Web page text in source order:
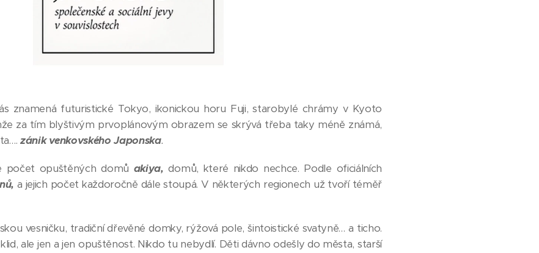
znamená futuristické Tokyo, ikonickou horu Fuji, starobylé chrámy v Kyoto
za tím blyštivým prvoplánovým obrazem se skrývá třeba taky méně známá,
zánik venkovského Japonska.
počet opuštěných domů akiya, domů, které nikdo nechce. Podle oficiálních
a jejich počet každoročně dále stoupá. V některých regionech už tvoří téměř
vesničku, tradiční dřevěné domky, rýžová pole, šintoistické svatyně… a ticho.
ale jen a jen opuštěnost. Nikdo tu nebydlí. Děti dávno odešly do města, starší